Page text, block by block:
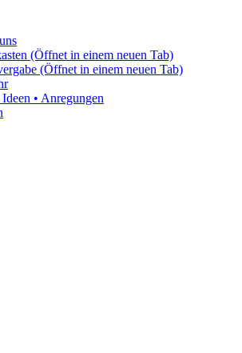
(Öffnet in einem neuen Tab)
(Öffnet in einem neuen Tab)
• Anregungen